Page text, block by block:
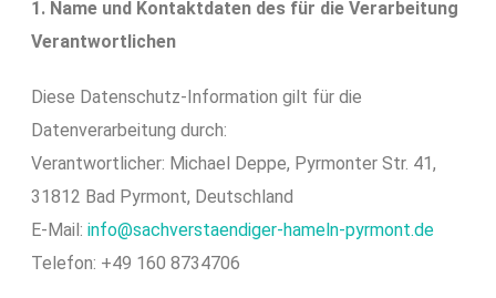
1. Name und Kontaktdaten des für die Verarbeitung
Verantwortlichen
Diese Datenschutz-Information gilt für die
Datenverarbeitung durch:
Verantwortlicher: Michael Deppe, Pyrmonter Str. 41,
31812 Bad Pyrmont, Deutschland
E-Mail: info@sachverstaendiger-hameln-pyrmont.de
Telefon: +49 160 8734706